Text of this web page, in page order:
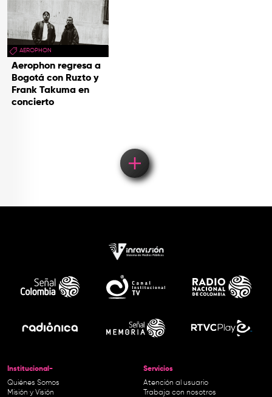
AEROPHON
Aerophon regresa a
Bogotá con Ruzto y
Frank Takuma en
concierto
Institucional-
Quiénes Somos
Misión y Visión
Servicios
Atención al usuario
Trabaja con nosotros